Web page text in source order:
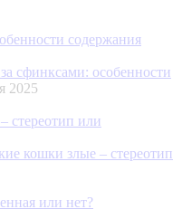
сфинксами: особенности
2025
кошки злые – стереотип